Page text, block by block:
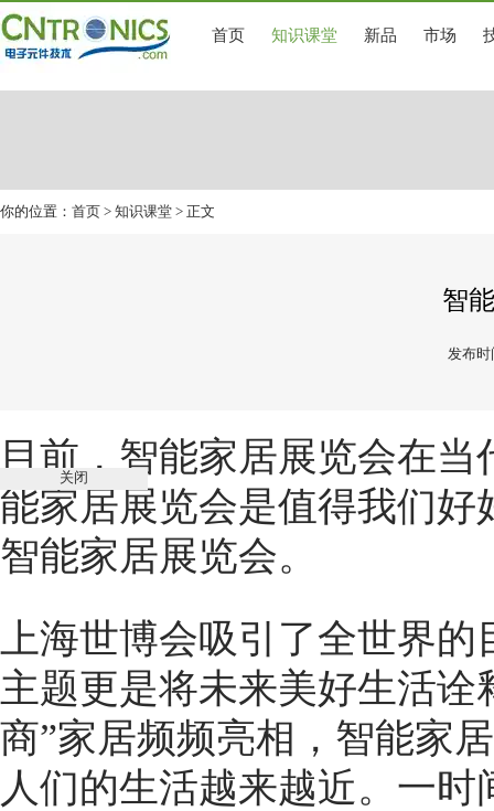
首页 知识课堂 新品 市场
你的位置： 首页 > 知识课堂 > 正文
智
发布时
目前， 智能家居展览会在当
能家居展览会是值得我们
智能家居展览会。
上海世博会吸引了全世界的
主题更是将未来美好生活
商”家居频频亮相，智能家
人们的生活越来越近。一
关闭